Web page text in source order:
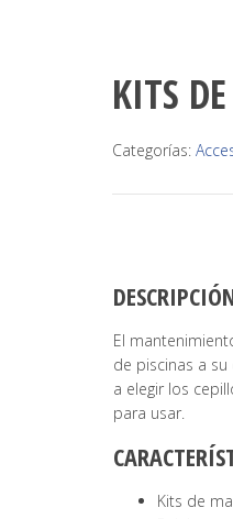
KITS
Categorías:
El
de piscinas a
a elegir los
para usar.
Kits de